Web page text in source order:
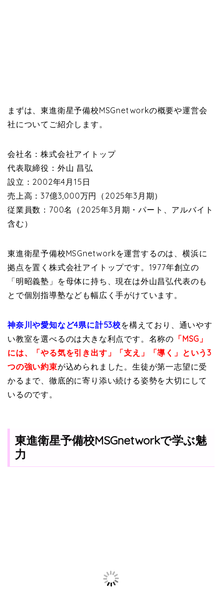
まずは、東進衛星予備校MSGnetworkの概要や運営会
社についてご紹介します。
会社名：株式会社アイトップ
代表取締役：外山 昌弘
設立：2002年4月15日
売上高：37億3,000万円（2025年3月期）
従業員数：700名（2025年3月期・パート、アルバイト
含む）
東進衛星予備校MSGnetworkを運営するのは、横浜に
拠点を置く株式会社アイトップです。 1977年創立の
「明昭義塾」を母体に持ち、現在は外山昌弘代表のも
とで個別指導塾なども幅広く手がけています。
神奈川や愛知など4県に計53校を構えており、通いやす
い教室を選べるのは大きな利点です。 名称の 「MSG」
には、「やる気を引き出す」「支え」「導く」という3
つの強い約束が込められました。生徒が第一志望に受
かるまで、徹底的に寄り添い続ける姿勢を大切にして
いるのです。
東進衛星予備校MSGnetworkで学ぶ魅
力